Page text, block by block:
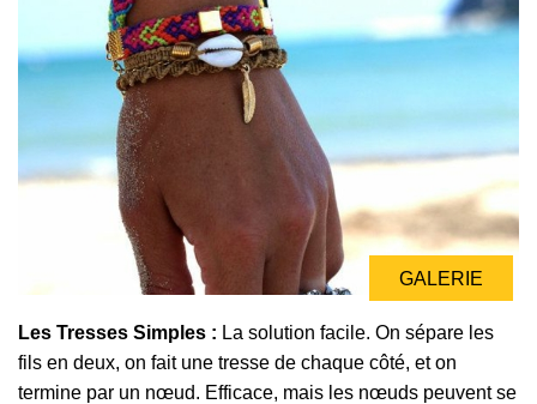
GALERIE
Les Tresses Simples : La solution facile. On sépare les
fils en deux, on fait une tresse de chaque côté, et on
termine par un nœud. Efficace, mais les nœuds peuvent se